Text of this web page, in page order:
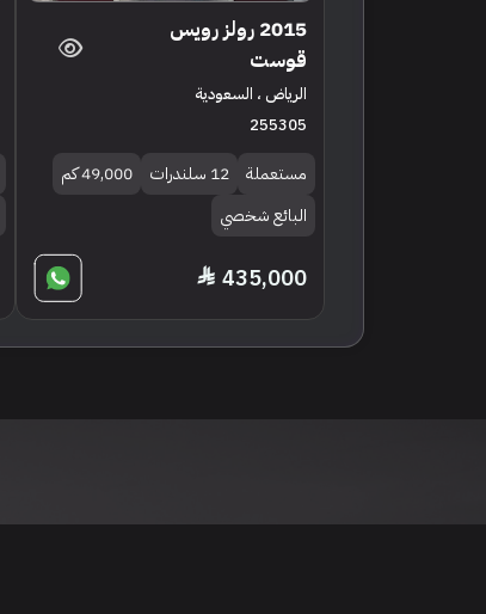
2015 رولز رويس
قوست
الرياض ، السعودية
255305
مستعملة 12 سلندرات
49,000 كم
البائع شخصي
435,000